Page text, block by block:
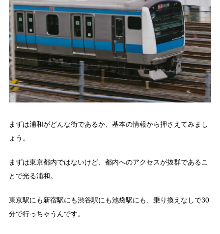
まずは浦和がどんな街であるか、基本の情報から押さえてみまし
ょう。
まずは東京都内ではないけど、都内へのアクセスが抜群であるこ
とで光る浦和。
東京駅にも新宿駅にも渋谷駅にも池袋駅にも、乗り換えなしで30
分で行っちゃうんです。